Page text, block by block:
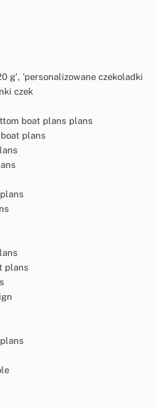
g', 'personalizowane czekoladki
czek
boat plans plans
plans
plans